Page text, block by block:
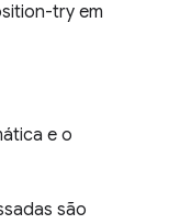
try em
e o
são